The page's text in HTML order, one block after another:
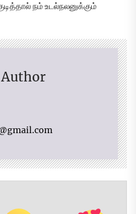
நம் உடல்நலனுக்கும்